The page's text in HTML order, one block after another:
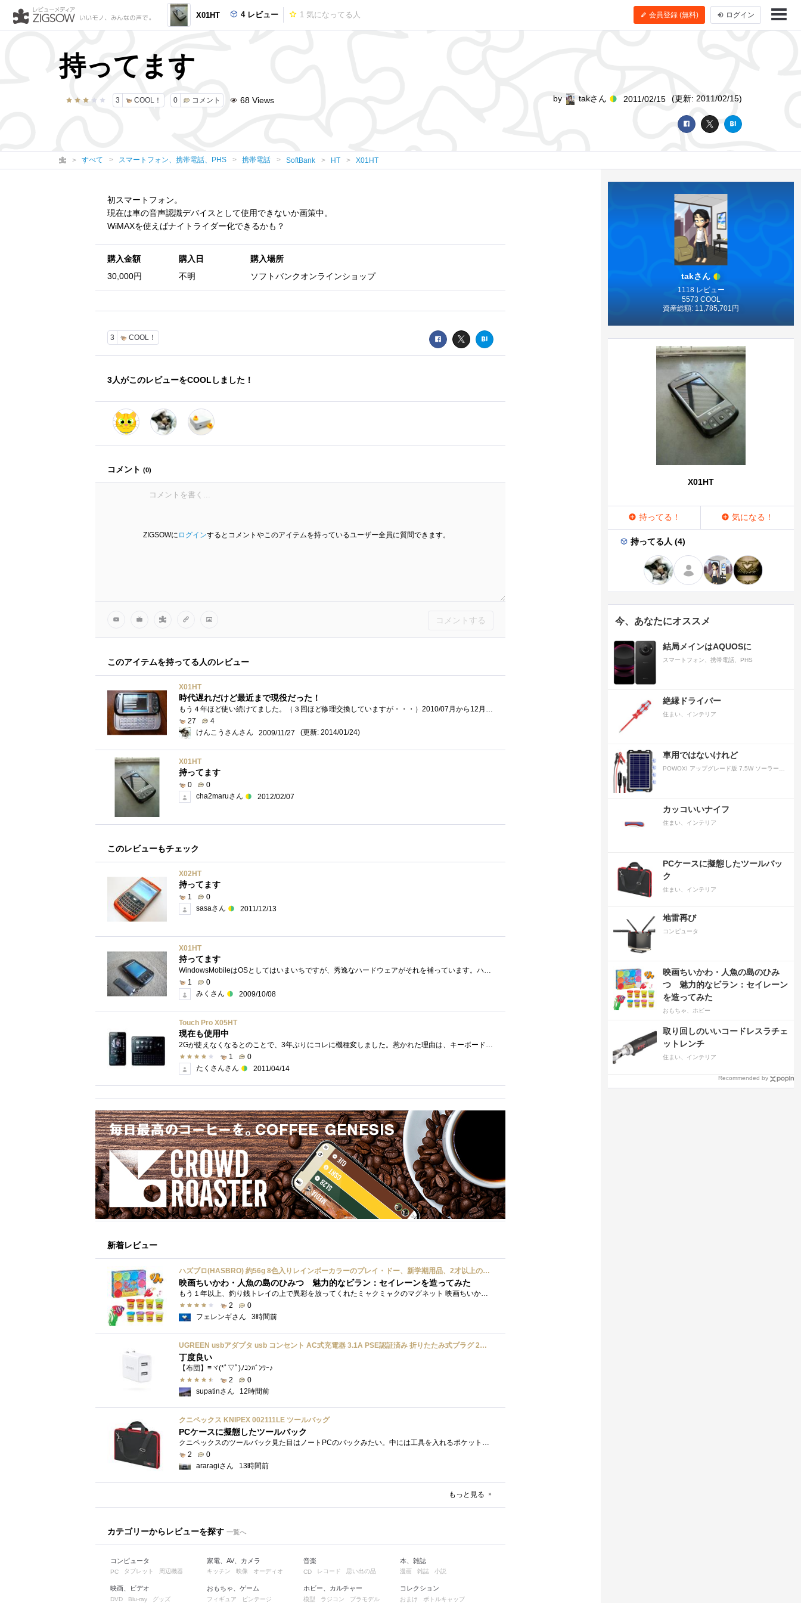
X01HT 4 レビュー 1 気になってる人 会員登録 (無料) ログイン
持ってます
3 COOL！ 0 コメント 68 Views by takさん 2011/02/15 (更新: 2011/02/15)
すべて スマートフォン、携帯電話、PHS 携帯電話 SoftBank HT X01HT
初スマートフォン。
現在は車の音声認識デバイスとして使用できないか画策中。
WiMAXを使えばナイトライダー化できるかも？
購入金額
30,000円
購入日
不明
購入場所
ソフトバンクオンラインショップ
3 COOL！
3人がこのレビューをCOOLしました！
コメント (0)
ZIGSOWに ログインするとコメントやこのアイテムを持っているユーザー全員に質問できます。
コメントする
このアイテムを持ってる人のレビュー
X01HT
時代遅れだけど最近まで現役だった！
もう４年ほど使い続けてました。（３回ほど修理交換していますが・・・）2010/07月から12月まで、仕事の関係で長崎の離島に短期赴任中で・・・�...
27
4
けんこうさんさん
2009/11/27 (更新: 2014/01/24)
X01HT
持ってます
0
0
cha2maruさん
2012/02/07
このレビューもチェック
X02HT
持ってます
1
0
sasaさん
2011/12/13
X01HT
持ってます
WindowsMobileはOSとしてはいまいちですが、秀逸なハードウェアがそれを補っています。ハードウェアスペック的に特筆すべきモノはありません。画�...
1
0
みくさん
2009/10/08
Touch Pro X05HT
現在も使用中
2Gが使えなくなるとのことで、3年ぶりにコレに機種変しました。惹かれた理由は、キーボード入力ができることです。このキーボード入力でメー�...
1
0
たくさんさん
2011/04/14
新着レビュー
ハズブロ(HASBRO) 約56g 8色入りレインボーカラーのプレイ・ドー、新学期用品、2才以上のプリスクールの子供向け、子供向けのアート&クラフト 粘土 ねんど、こどもの日、子供の日プレゼント
映画ちいかわ・人魚の島のひみつ 魅力的なビラン：セイレーンを造ってみた
もう１年以上、釣り銭トレイの上で異彩を放ってくれたミャクミャクのマグネット 映画ちいかわ人魚の島のひみつを鑑賞後、素敵なビランのセイ...
2
0
フェレンギさん
3時間前
UGREEN usbアダプタ usb コンセント AC式充電器 3.1A PSE認証済み 折りたたみ式プラグ 2ポート
丁度良い
【布団】≡ヾ(*ﾟ▽ﾟ)ﾉｺﾝﾊﾞﾝﾜｰ♪
2
0
supatinさん
12時間前
クニペックス KNIPEX 002111LE ツールバッグ
PCケースに擬態したツールバック
クニペックスのツールバック見た目はノートPCのバックみたい。中には工具を入れるポケットや工具を固定するゴムバンドが付いています。
2
0
araragiさん
13時間前
もっと見る
カテゴリーからレビューを探す 一覧へ
コンピュータ
PC タブレット 周辺機器
映画、ビデオ
DVD Blu-ray グッズ
家電、AV、カメラ
キッチン 映像 オーディオ
おもちゃ、ゲーム
フィギュア ビンテージ
音楽
CD レコード 思い出の品
ホビー、カルチャー
模型 ラジコン プラモデル
本、雑誌
漫画 雑誌 小説
コレクション
おまけ ボトルキャップ
takさん
1118 レビュー
5573 COOL
資産総額: 11,785,701円
X01HT
持ってる！ 気になる！
持ってる人 (4)
今、あなたにオススメ
結局メインはAQUOSに
スマートフォン、携帯電話、PHS
絶縁ドライバー
住まい、インテリア
車用ではないけれど
カッコいいナイフ
住まい、インテリア
PCケースに擬態したツールバッ
ク
住まい、インテリア
地雷再び
コンピュータ
映画ちいかわ・人魚の島のひみ
つ 魅力的なビラン：セイレーン
を造ってみた
おもちゃ、ホビー
取り回しのいいコードレスラチェ
ットレンチ
住まい、インテリア
Recommended by